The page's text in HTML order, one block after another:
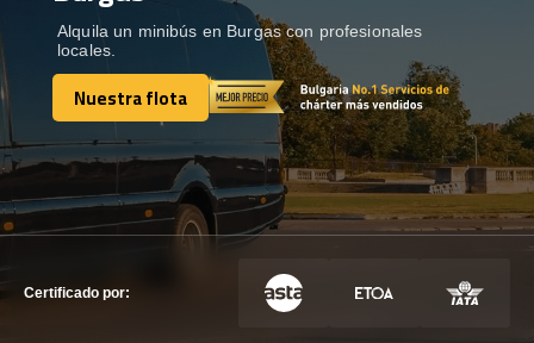
DESTINOS
RECORRIDAS Show dropdown
Alquila un minibús en Burgas con profesionales
locales.
Nuestra flota
Nuestra flota
Certificado por: